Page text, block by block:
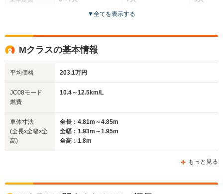
サイズ
(全長x全幅x全高)
全高
1.66m
全幅
1.92m
5ドア
▼全てを表示する
Mクラスの基本情報
平均価格 203.1万円
JC08モード
燃費
10.4～12.5km/L
車体寸法
(全長x全幅x全
高)
全長：4.81m～4.85m
全幅：1.93m～1.95m
全高：1.8m
もっと見る